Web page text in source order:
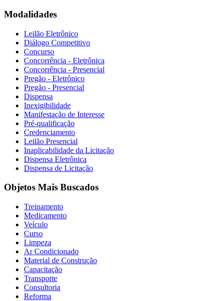
Modalidades
Leilão Eletrônico
Diálogo Competitivo
Concurso
Concorrência - Eletrônica
Concorrência - Presencial
Pregão - Eletrônico
Pregão - Presencial
Dispensa
Inexigibilidade
Manifestação de Interesse
Pré-qualificação
Credenciamento
Leilão Presencial
Inaplicabilidade da Licitação
Dispensa Eletrônica
Dispensa de Licitação
Objetos Mais Buscados
Treinamento
Medicamento
Veículo
Curso
Limpeza
Ar Condicionado
Material de Construção
Capacitação
Transporte
Consultoria
Reforma